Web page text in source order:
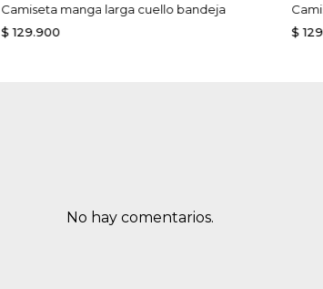
Camiseta manga larga cuello bandeja
$ 129.900
$ 129
No hay comentarios.